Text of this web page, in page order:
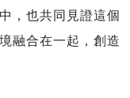
，也共同見證這個
融合在一起，創造